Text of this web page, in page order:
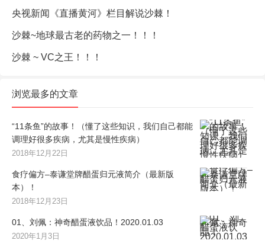
央视新闻《直播黄河》栏目解说沙棘！
沙棘~地球最古老的药物之一！！！
沙棘 ~ VC之王！！！
浏览最多的文章
“11条鱼”的故事！（懂了这些知识，我们自己都能
调理好很多疾病，尤其是慢性疾病）
2018年12月22日
食疗偏方–泰谦堂牌醋蛋归元液简介（最新版
本）！
2018年12月23日
01、刘佩：神奇醋蛋液饮品！2020.01.03
2020年1月3日